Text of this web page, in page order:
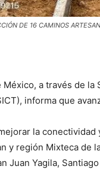
DE 16 CAMINOS
México, a través de
informa que
la
y región Mixteca de
Juan Yagila,